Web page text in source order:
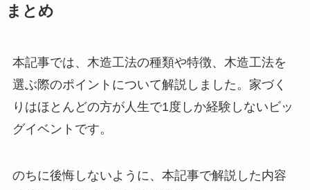
まとめ
本記事では、木造工法の種類や特徴、木造工法を
選ぶ際のポイントについて解説しました。家づく
りはほとんどの方が人生で1度しか経験しないビッ
グイベントです。
のちに後悔しないように、本記事で解説した内容